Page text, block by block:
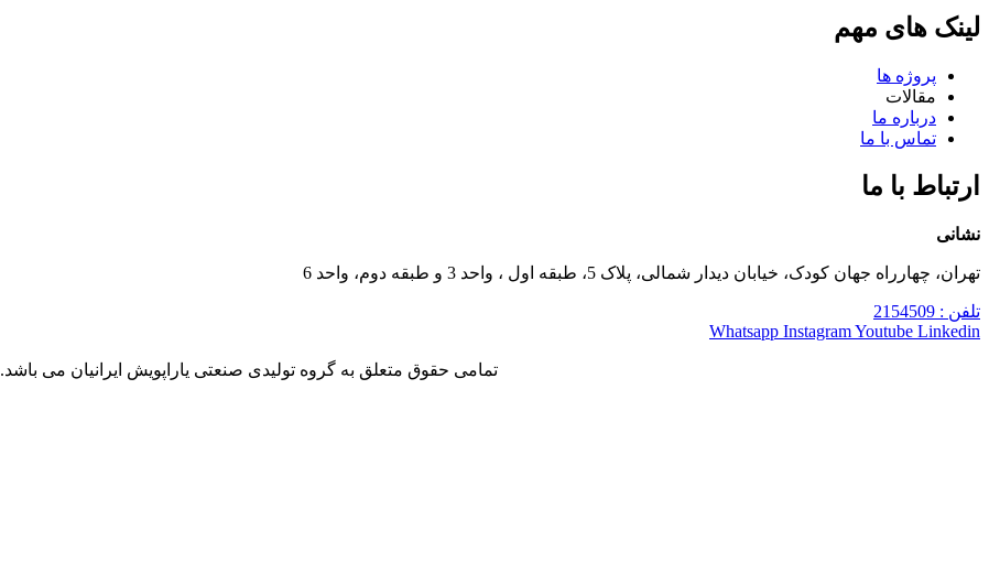
لینک های مهم
پروژه ها
مقالات
درباره ما
تماس با ما
ارتباط با ما
نشانی
تهران، چهارراه جهان کودک، خیابان دیدار شمالی، پلاک 5، طبقه اول ، واحد 3 و طبقه دوم، واحد 6
تلفن : 2154509
Whatsapp InstagramYoutube Linkedin
تمامی حقوق متعلق به گروه تولیدی صنعتی یاراپویش ایرانیان می باشد.